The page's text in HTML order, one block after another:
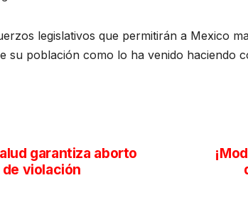
legislativos que permitirán a Mexico
su población como lo ha venido haciendo
garantiza aborto
violación